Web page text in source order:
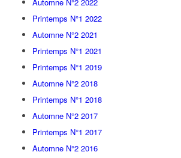
Automne N°2 2022
Printemps N°1 2022
Automne N°2 2021
Printemps N°1 2021
Printemps N°1 2019
Automne N°2 2018
Printemps N°1 2018
Automne N°2 2017
Printemps N°1 2017
Automne N°2 2016